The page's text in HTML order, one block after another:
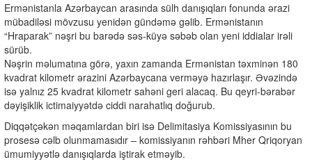
Ermənistanla Azərbaycan arasında sülh danışıqları fonunda ərazi
mübadiləsi mövzusu yenidən gündəmə gəlib. Ermənistanın
“Hraparak” nəşri bu barədə səs-küyə səbəb olan yeni iddialar irəli
sürüb.
Nəşrin məlumatına görə, yaxın zamanda Ermənistan təxminən 180
kvadrat kilometr ərazini Azərbaycana verməyə hazırlaşır. Əvəzində
isə yalnız 25 kvadrat kilometr sahəni geri alacaq. Bu qeyri-bərabər
dəyişiklik ictimaiyyətdə ciddi narahatlıq doğurub.
Diqqətçəkən məqamlardan biri isə Delimitasiya Komissiyasının bu
prosesə cəlb olunmamasıdır – komissiyanın rəhbəri Mher Qriqoryan
ümumiyyətlə danışıqlarda iştirak etməyib.